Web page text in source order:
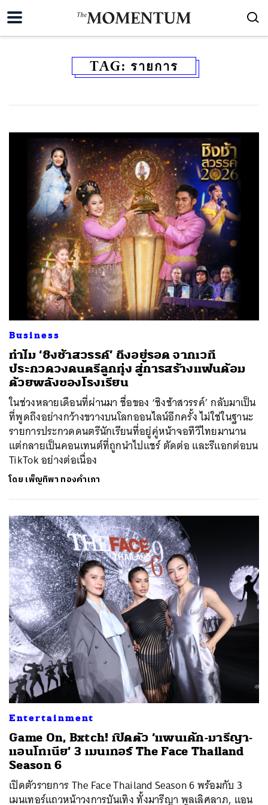
TAG: รายการ
Business
ทำไม ‘ชิงช้าสวรรค์’ ถึงอยู่รอด จากเวที
ประกวดวงดนตรีลูกทุ่ง สู่การสร้างแฟนด้อม
ด้วยพลังของโรงเรียน
ในช่วงหลายเดือนที่ผ่านมา ชื่อของ ‘ชิงช้าสวรรค์’ กลับมาเป็น
ที่พูดถึงอย่างกว้างขวางบนโลกออนไลน์อีกครั้ง ไม่ใช่ในฐานะ
รายการประกวดดนตรีนักเรียนที่อยู่คู่หน้าจอทีวีไทยมานาน
แต่กลายเป็นคอนเทนต์ที่ถูกนำไปแชร์ ตัดต่อ และรีแอกต่อบน
TikTok อย่างต่อเนื่อง
โดย เพ็ญทิพา ทองคำเภา
Entertainment
Game On, Bxtch! เปิดตัว ‘แพนเค้ก-มารีญา-
แอนโทเนีย’ 3 เมนเทอร์ The Face Thailand
Season 6
เปิดตัวรายการ The Face Thailand Season 6 พร้อมกับ 3
เมนเทอร์แถวหน้าวงการบันเทิง ทั้งมารีญา พูลเลิศลาภ, แอน
ค้นหา